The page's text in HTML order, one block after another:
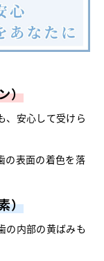
）
、安心して受けら
の表面の着色を落
）
の内部の黄ばみも